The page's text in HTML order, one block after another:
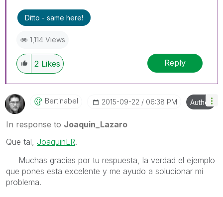
Ditto - same here!
1,114 Views
2 Likes Reply
Bertinabel ‎2015-09-22 06:38 PM Author
In response to Joaquin_Lazaro
Que tal, JoaquinLR‌.
Muchas gracias por tu respuesta, la verdad el ejemplo
que pones esta excelente y me ayudo a solucionar mi
problema.